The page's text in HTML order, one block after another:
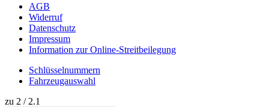
AGB
Widerruf
Datenschutz
Impressum
Information zur Online-Streitbeilegung
Schlüsselnummern
Fahrzeugauswahl
zu 2 / 2.1